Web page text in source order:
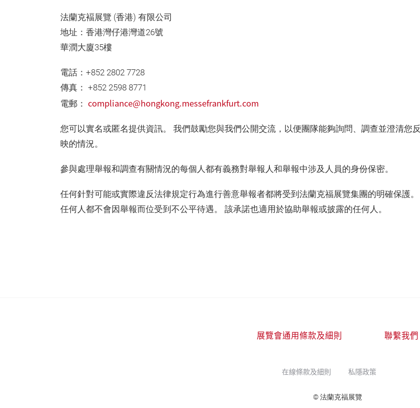
法蘭克褔展覽 (香港) 有限公司
地址：香港灣仔港灣道26號
華潤大廈35樓
電話：+852 2802 7728
傳真： +852 2598 8771
電郵： compliance@hongkong.messefrankfurt.com
您可以實名或匿名提供資訊。 我們鼓勵您與我們公開交流，以便團隊能夠詢問、調查並澄清您反
映的情況。
參與處理舉報和調查有關情況的每個人都有義務對舉報人和舉報中涉及人員的身份保密。
任何針對可能或實際違反法律規定行為進行善意舉報者都將受到法蘭克福展覽集團的明確保護。
任何人都不會因舉報而位受到不公平待遇。 該承諾也適用於協助舉報或披露的任何人。
展覽會通用條款及細則 聯繫我們
在線條款及細則 私隱政策
© 法蘭克福展覽